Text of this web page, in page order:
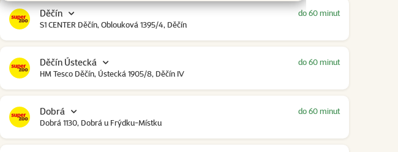
Děčín
S1 CENTER Děčín, Oblouková 1395/4, Děčín
do 60 minut
Děčín Ústecká
HM Tesco Děčín, Ústecká 1905/8, Děčín IV
do 60 minut
Dobrá
Dobrá 1130, Dobrá u Frýdku-Místku
do 60 minut